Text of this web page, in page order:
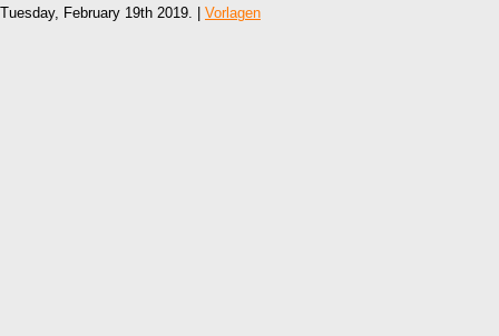
Tuesday, February 19th 2019. | Vorlagen